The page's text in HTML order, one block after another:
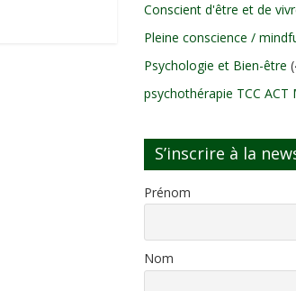
Conscient d'être et de
Pleine conscience /
Psychologie et Bien-être
psychothérapie TCC ACT
S’inscrire à la
Prénom
Nom